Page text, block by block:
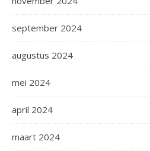
september 2024
augustus 2024
mei 2024
april 2024
maart 2024